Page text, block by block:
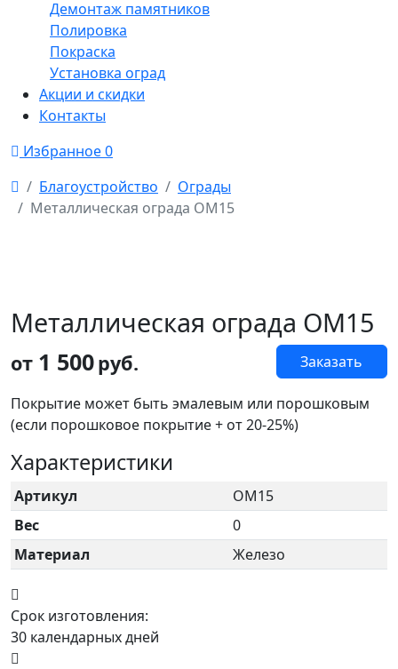
Демонтаж памятников
Полировка
Покраска
Установка оград
Акции и скидки
Контакты
Избранное0
Благоустройство
Ограды
Металлическая ограда ОМ15
Металлическая ограда ОМ15
от 1 500руб. Заказать
Покрытие может быть эмалевым или порошковым
(если порошковое покрытие + от 20-25%)
Характеристики
Артикул
ОМ15
Вес
0
Материал
Железо
Срок изготовления:
30 календарных дней